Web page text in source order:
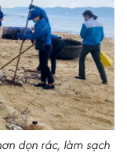
dọn rác, làm sạch